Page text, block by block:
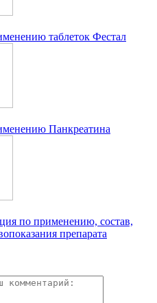
таблеток Фестал
Панкреатина
по применению, состав,
препарата